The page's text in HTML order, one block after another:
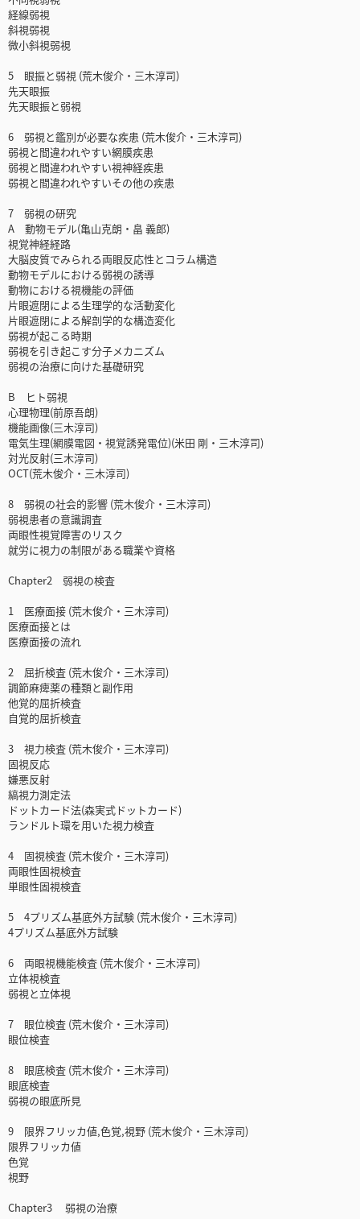
経線弱視
斜視弱視
微小斜視弱視
5 眼振と弱視 (荒木俊介・三木淳司)
先天眼振
先天眼振と弱視
6 弱視と鑑別が必要な疾患 (荒木俊介・三木淳司)
弱視と間違われやすい網膜疾患
弱視と間違われやすい視神経疾患
弱視と間違われやすいその他の疾患
7 弱視の研究
A 動物モデル(亀山克朗・畠 義郎)
視覚神経経路
大脳皮質でみられる両眼反応性とコラム構造
動物モデルにおける弱視の誘導
動物における視機能の評価
片眼遮閉による生理学的な活動変化
片眼遮閉による解剖学的な構造変化
弱視が起こる時期
弱視を引き起こす分子メカニズム
弱視の治療に向けた基礎研究
B ヒト弱視
心理物理(前原吾朗)
機能画像(三木淳司)
電気生理(網膜電図・視覚誘発電位)(米田 剛・三木淳司)
対光反射(三木淳司)
OCT(荒木俊介・三木淳司)
8 弱視の社会的影響 (荒木俊介・三木淳司)
弱視患者の意識調査
両眼性視覚障害のリスク
就労に視力の制限がある職業や資格
Chapter2 弱視の検査
1 医療面接 (荒木俊介・三木淳司)
医療面接とは
医療面接の流れ
2 屈折検査 (荒木俊介・三木淳司)
調節麻痺薬の種類と副作用
他覚的屈折検査
自覚的屈折検査
3 視力検査 (荒木俊介・三木淳司)
固視反応
嫌悪反射
縞視力測定法
ドットカード法(森実式ドットカード)
ランドルト環を用いた視力検査
4 固視検査 (荒木俊介・三木淳司)
両眼性固視検査
単眼性固視検査
5 4プリズム基底外方試験 (荒木俊介・三木淳司)
4プリズム基底外方試験
6 両眼視機能検査 (荒木俊介・三木淳司)
立体視検査
弱視と立体視
7 眼位検査 (荒木俊介・三木淳司)
眼位検査
8 眼底検査 (荒木俊介・三木淳司)
眼底検査
弱視の眼底所見
9 限界フリッカ値,色覚,視野 (荒木俊介・三木淳司)
限界フリッカ値
色覚
視野
Chapter3 弱視の治療